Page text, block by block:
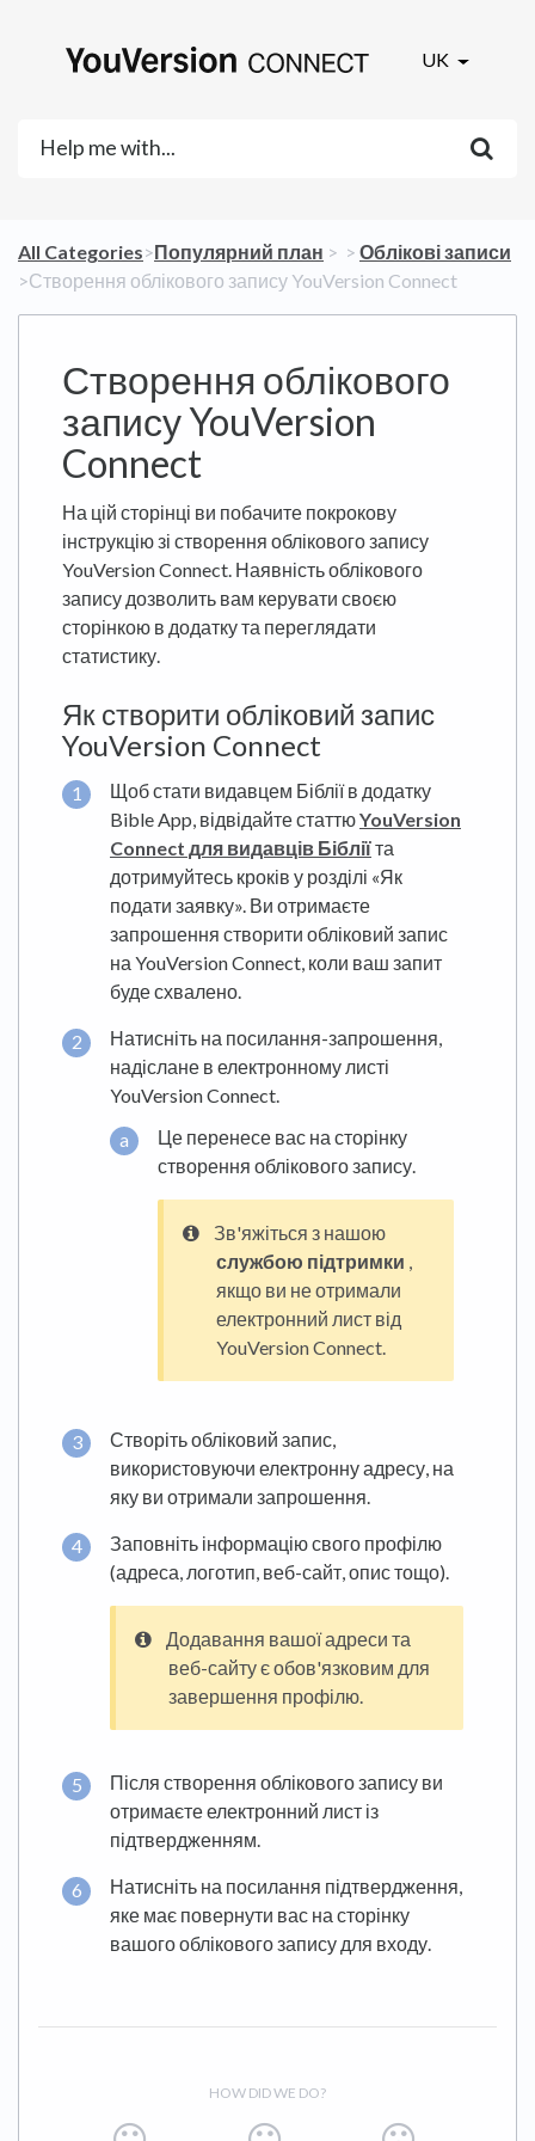
UK
All Categories​>​​Популярний план ​ > ​ ​ > ​ ​Облікові записи
>​ Створення облікового запису YouVersion Connect
Створення облікового
запису YouVersion
Connect
На цій сторінці ви побачите покрокову
інструкцію зі створення облікового запису
YouVersion Connect. Наявність облікового
запису дозволить вам керувати своєю
сторінкою в додатку та переглядати
статистику.
Як створити обліковий запис
YouVersion Connect
Щоб стати видавцем Біблії в додатку
Bible App, відвідайте статтюYouVersion
Connect для видавців Бібліїта
дотримуйтесь кроків у розділі «Як
подати заявку». Ви отримаєте
запрошення створити обліковий запис
на YouVersion Connect, коли ваш запит
буде схвалено.
Натисніть на посилання-запрошення,
надіслане в електронному листі
YouVersion Connect.
Це перенесе вас на сторінку
створення облікового запису.
Зв'яжіться з нашою
службою підтримки ,
якщо ви не отримали
електронний лист від
YouVersion Connect.
Створіть обліковий запис,
використовуючи електронну адресу, на
яку ви отримали запрошення.
Заповніть інформацію свого профілю
(адреса, логотип, веб-сайт, опис тощо).
Додавання вашої адреси та
веб-сайту є обов'язковим для
завершення профілю.
Після створення облікового запису ви
отримаєте електронний лист із
підтвердженням.
Натисніть на посилання підтвердження,
яке має повернути вас на сторінку
вашого облікового запису для входу.
HOW DID WE DO?